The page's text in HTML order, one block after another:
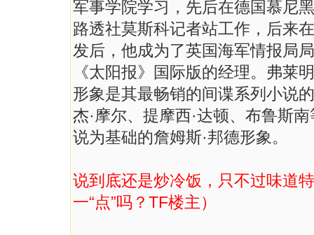
军事学院学习，先后在德国慕尼
路透社莫斯科记者站工作，后来
发后，他成为了英国海军情报局
《太阳报》国际版的经理。弗莱
形象是其最畅销的间谍系列小说
杰·摩尔、提摩西·达顿、布鲁斯
说为基础的詹姆斯·邦德形象。
说到底还是炒冷饭，只不过味道
一“点”吗？TF楼主）